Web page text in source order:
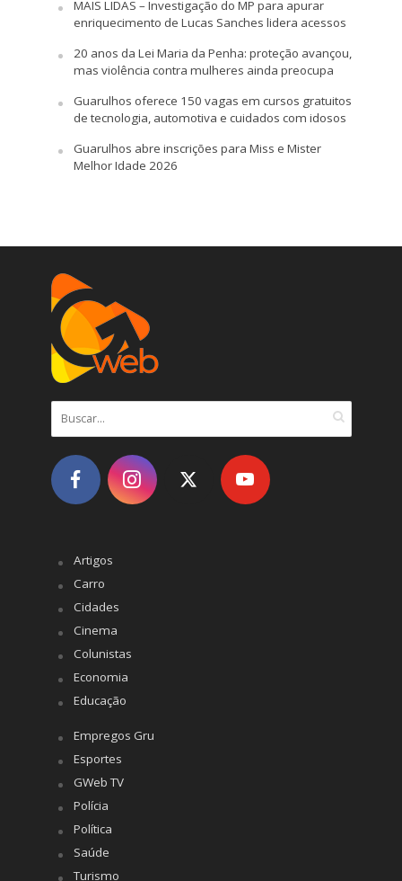
MAIS LIDAS – Investigação do MP para apurar
enriquecimento de Lucas Sanches lidera acessos
20 anos da Lei Maria da Penha: proteção avançou,
mas violência contra mulheres ainda preocupa
Guarulhos oferece 150 vagas em cursos gratuitos
de tecnologia, automotiva e cuidados com idosos
Guarulhos abre inscrições para Miss e Mister
Melhor Idade 2026
Artigos
Carro
Cidades
Cinema
Colunistas
Economia
Educação
Empregos Gru
Esportes
GWeb TV
Polícia
Política
Saúde
Turismo